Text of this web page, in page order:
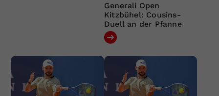
Generali Open
Kitzbühel: Cousins-
Duell an der Pfanne